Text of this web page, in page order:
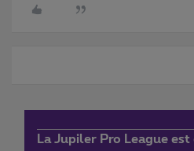
La Jupiler Pro League